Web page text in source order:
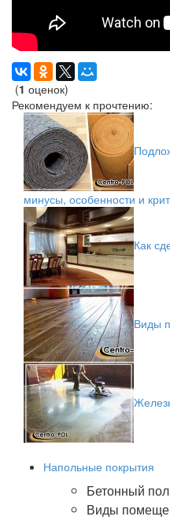
(1 оценок)
Рекомендуем к прочтению:
минусы, особенности и
Как
Виды
Напольные покрытия
Бетонный пол
Виды